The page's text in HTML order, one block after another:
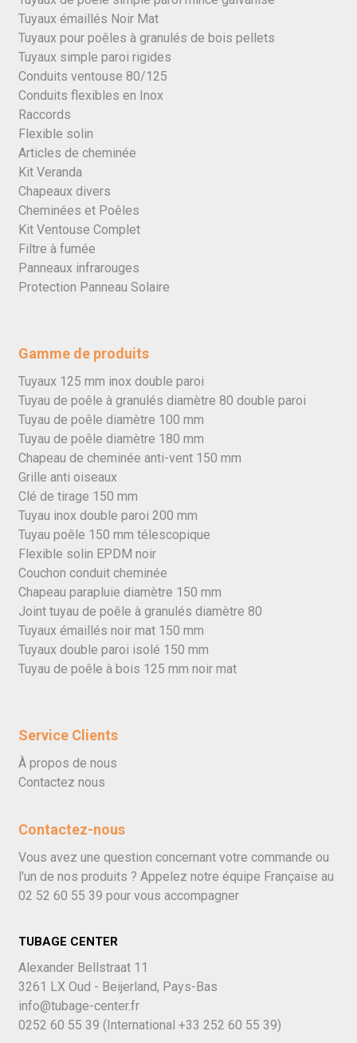
Tuyaux émaillés Noir Mat
Tuyaux pour poêles à granulés de bois pellets
Tuyaux simple paroi rigides
Conduits ventouse 80/125
Conduits flexibles en Inox
Raccords
Flexible solin
Articles de cheminée
Kit Veranda
Chapeaux divers
Cheminées et Poêles
Kit Ventouse Complet
Filtre à fumée
Panneaux infrarouges
Protection Panneau Solaire
Gamme de produits
Tuyaux 125 mm inox double paroi
Tuyau de poêle à granulés diamètre 80 double paroi
Tuyau de poêle diamètre 100 mm
Tuyau de poêle diamètre 180 mm
Chapeau de cheminée anti-vent 150 mm
Grille anti oiseaux
Clé de tirage 150 mm
Tuyau inox double paroi 200 mm
Tuyau poêle 150 mm télescopique
Flexible solin EPDM noir
Couchon conduit cheminée
Chapeau parapluie diamètre 150 mm
Joint tuyau de poêle à granulés diamètre 80
Tuyaux émaillés noir mat 150 mm
Tuyaux double paroi isolé 150 mm
Tuyau de poêle à bois 125 mm noir mat
Service Clients
À propos de nous
Contactez nous
Contactez-nous
Vous avez une question concernant votre commande ou
l'un de nos produits ? Appelez notre équipe Française au
02 52 60 55 39 pour vous accompagner
TUBAGE CENTER
Alexander Bellstraat 11
3261 LX Oud - Beijerland, Pays-Bas
info@tubage-center.fr
0252 60 55 39 (International +33 252 60 55 39)